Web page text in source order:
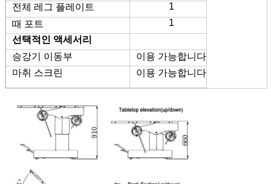
전체 레그 플레이트
1
때 포트
1
선택적인 액세서리
승강기 이동부
이용 가능합니다
마취 스크린
이용 가능합니다